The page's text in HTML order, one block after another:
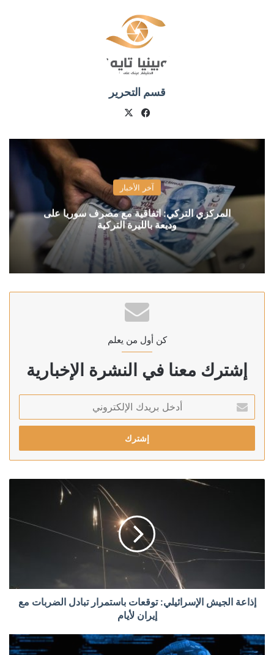
قسم التحرير
فيسبوك
آخر الأخبار
المركزي التركي: اتفاقية مع مصرف سوريا على
وديعة بالليرة التركية
كن أول من يعلم
إشترك معنا في النشرة الإخبارية
بريدك
الإلكتروني
إذاعة الجيش الإسرائيلي: توقعات باستمرار تبادل الضربات مع
إيران لأيام